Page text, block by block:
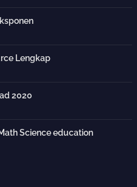
Lengkap
2020
Science education